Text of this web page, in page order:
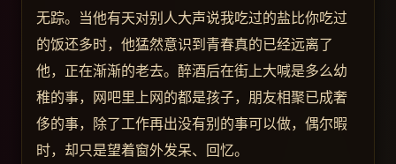
无踪。当他有天对别人大声说我吃过的盐比你吃过
的饭还多时，他猛然意识到青春真的已经远离了
他，正在渐渐的老去。醉酒后在街上大喊是多么幼
稚的事，网吧里上网的都是孩子，朋友相聚已成奢
侈的事，除了工作再出没有别的事可以做，偶尔暇
时，却只是望着窗外发呆、回忆。